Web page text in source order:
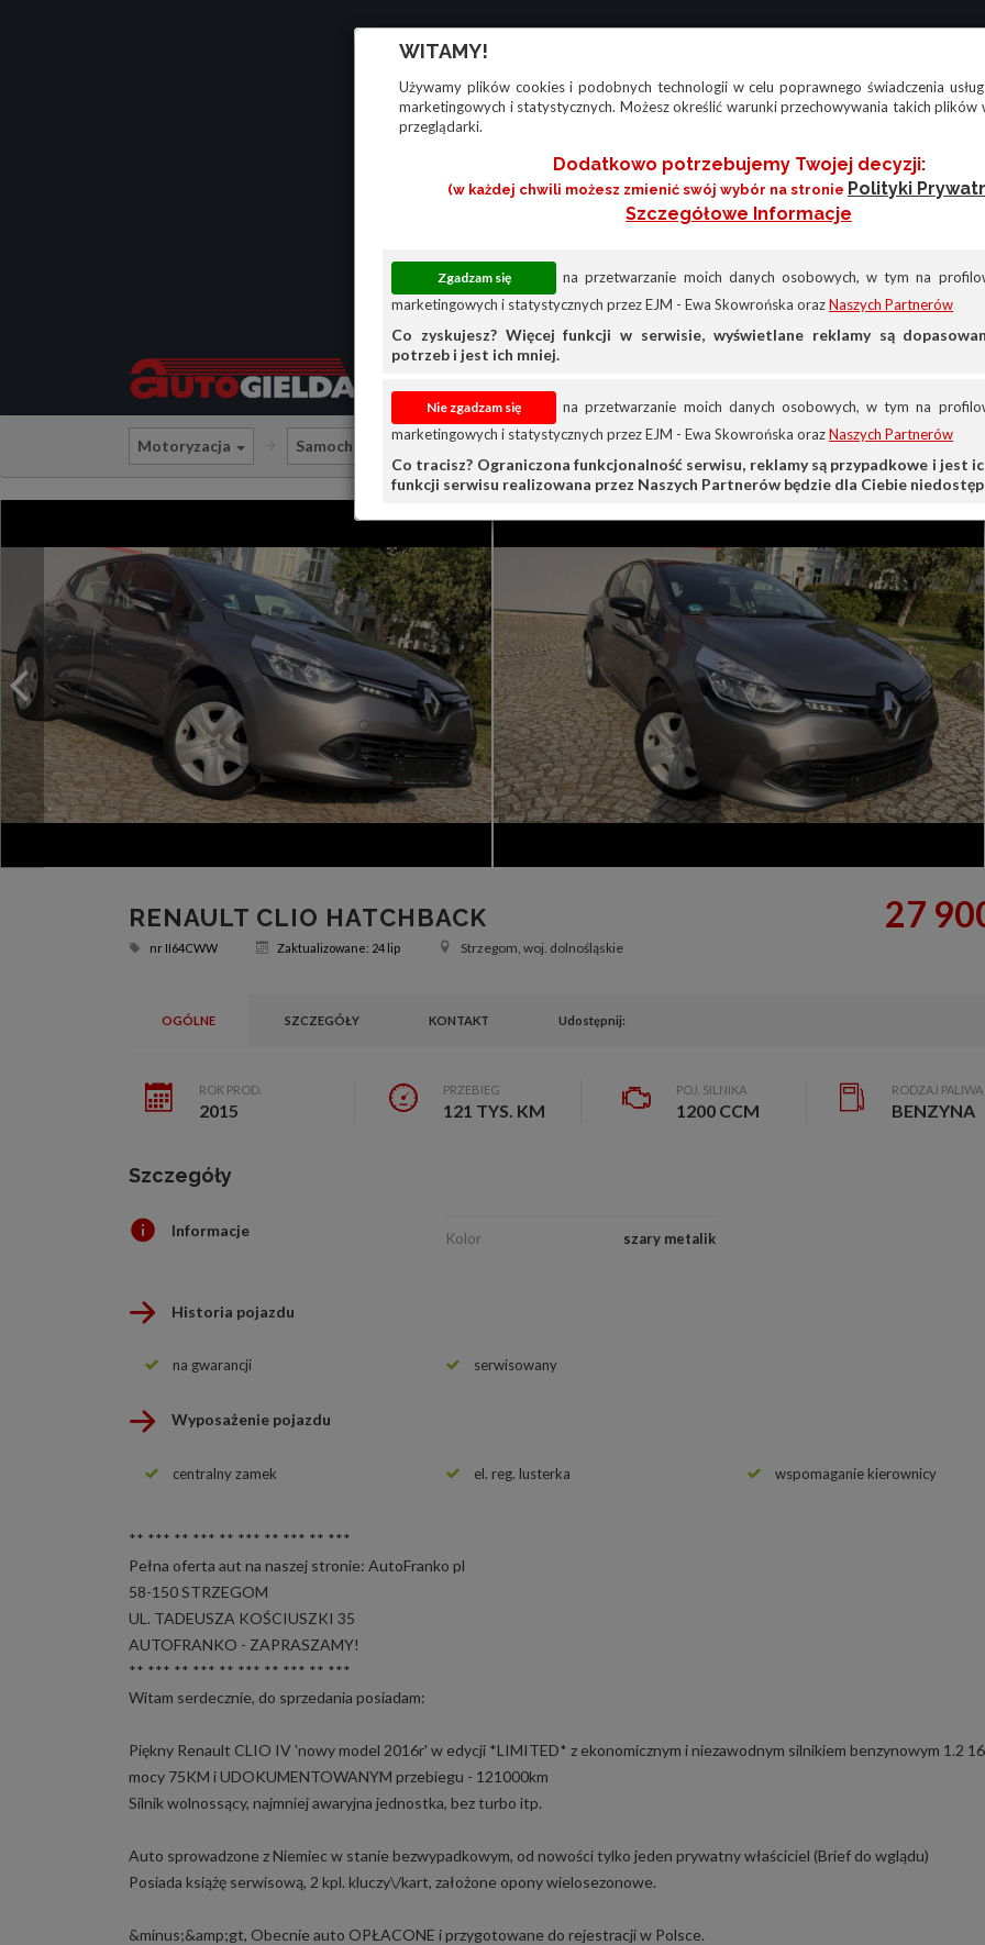
WITAMY!
Używamy plików cookies i podobnych technologii w celu poprawnego świadczenia
marketingowych i statystycznych. Możesz określić warunki przechowywania takich plików
przeglądarki.
Dodatkowo potrzebujemy Twojej decyzji:
(w każdej chwili możesz zmienić swój wybór na stronie Polityki
Szczegółowe Informacje
na przetwarzanie moich danych osobowych, w tym na
marketingowych i statystycznych przez EJM - Ewa Skowrońska orazNaszych Partnerów
Co zyskujesz? Więcej funkcji w serwisie, wyświetlane reklamy są
potrzeb i jest ich mniej.
na przetwarzanie moich danych osobowych, w tym na
marketingowych i statystycznych przez EJM - Ewa Skowrońska orazNaszych Partnerów
Co tracisz? Ograniczona funkcjonalność serwisu, reklamy są przypadkowe i jest
funkcji serwisu realizowana przez Naszych Partnerów będzie dla Ciebie
Motoryzacja Samochody osobowe Renault Renault Clio
RENAULT CLIO HATCHBACK
nr II64CWW Zaktualizowane: 24 lip Strzegom, woj. dolnośląskie
27
OGÓLNE SZCZEGÓŁY KONTAKT Udostępnij:
ROK PROD.
2015
PRZEBIEG
121 TYS. KM
POJ. SILNIKA
1200 CCM
RODZAJ PALIWA
BENZYNA
Szczegóły
Informacje Kolor szary metalik
Historia pojazdu
na gwarancji serwisowany
Wyposażenie pojazdu
centralny zamek el. reg. lusterka wspomaganie kierownicy
** *** ** *** ** *** ** *** ** ***
Pełna oferta aut na naszej stronie: AutoFranko pl
58-150 STRZEGOM
UL. TADEUSZA KOŚCIUSZKI 35
AUTOFRANKO - ZAPRASZAMY!
** *** ** *** ** *** ** *** ** ***
Witam serdecznie, do sprzedania posiadam:
Piękny Renault CLIO IV 'nowy model 2016r' w edycji *LIMITED* z ekonomicznym i niezawodnym silnikiem benzynowym 1.2
mocy 75KM i UDOKUMENTOWANYM przebiegu - 121000km
Silnik wolnossący, najmniej awaryjna jednostka, bez turbo itp.
Auto sprowadzone z Niemiec w stanie bezwypadkowym, od nowości tylko jeden prywatny właściciel (Brief do wglądu)
Posiada książę serwisową, 2 kpl. kluczy\/kart, założone opony wielosezonowe.
&minus;&amp;gt, Obecnie auto OPŁACONE i przygotowane do rejestracji w Polsce.